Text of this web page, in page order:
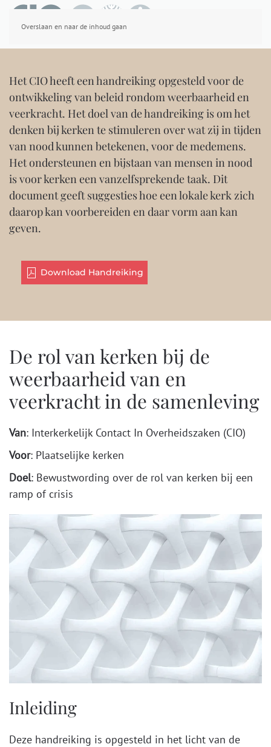
Overslaan en naar de inhoud gaan
Het CIO heeft een handreiking opgesteld voor de
ontwikkeling van beleid rondom weerbaarheid en
veerkracht. Het doel van de handreiking is om het
denken bij kerken te stimuleren over wat zij in tijden
van nood kunnen betekenen, voor de medemens.
Het ondersteunen en bijstaan van mensen in nood
is voor kerken een vanzelfsprekende taak. Dit
document geeft suggesties hoe een lokale kerk zich
daarop kan voorbereiden en daar vorm aan kan
geven.
Download Handreiking
De rol van kerken bij de
weerbaarheid van en
veerkracht in de samenleving
Van: Interkerkelijk Contact In Overheidszaken (CIO)
Voor: Plaatselijke kerken
Doel: Bewustwording over de rol van kerken bij een
ramp of crisis
Inleiding
Deze handreiking is opgesteld in het licht van de